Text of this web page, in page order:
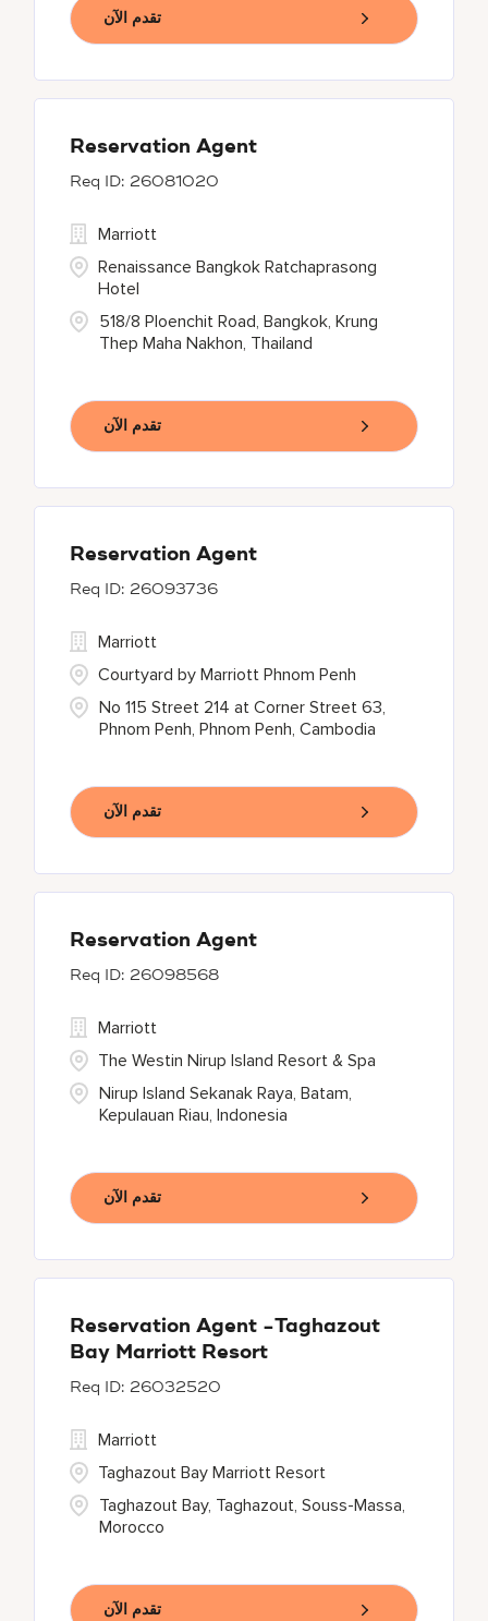
تقدم الآن
Reservation Agent
26081020
518/8 Ploenchit Road, Bangkok, Krung
Thep Maha Nakhon, Thailand
Marriott
Renaissance Bangkok Ratchaprasong
Hotel
تقدم الآن
Reservation Agent
26093736
No 115 Street 214 at Corner Street 63,
Phnom Penh, Phnom Penh, Cambodia
Marriott
Courtyard by Marriott Phnom Penh
تقدم الآن
Reservation Agent
26098568
Nirup Island Sekanak Raya, Batam,
Kepulauan Riau, Indonesia
Marriott
The Westin Nirup Island Resort & Spa
تقدم الآن
Reservation Agent -Taghazout
Bay Marriott Resort
26032520
Taghazout Bay, Taghazout, Souss-Massa,
Morocco
Marriott
Taghazout Bay Marriott Resort
تقدم الآن